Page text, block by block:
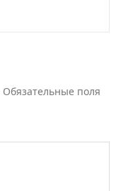
Обязательные поля